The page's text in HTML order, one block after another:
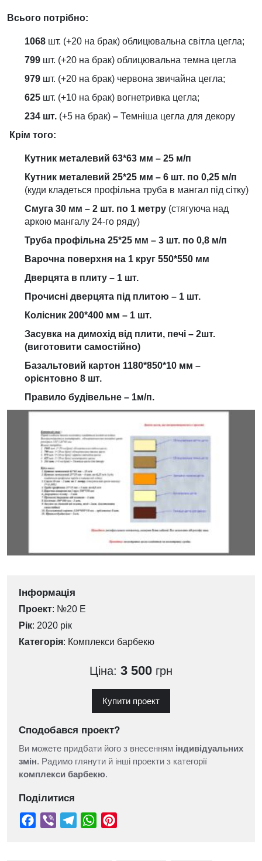
Всього потрібно:
1068 шт. (+20 на брак) облицювальна світла цегла;
799 шт. (+20 на брак) облицювальна темна цегла
979 шт. (+20 на брак) червона звичайна цегла;
625 шт. (+10 на брак) вогнетривка цегла;
234 шт. (+5 на брак) – Темніша цегла для декору
Крім того:
Кутник металевий 63*63 мм – 25 м/п
Кутник металевий 25*25 мм – 6 шт. по 0,25 м/п
(куди кладеться профільна труба в мангал під сітку)
Смуга 30 мм – 2 шт. по 1 метру (стягуюча над
аркою мангалу 24-го ряду)
Труба профільна 25*25 мм – 3 шт. по 0,8 м/п
Варочна поверхня на 1 круг 550*550 мм
Дверцята в плиту – 1 шт.
Прочисні дверцята під плитою – 1 шт.
Колісник 200*400 мм – 1 шт.
Засувка на димохід від плити, печі – 2шт.
(виготовити самостійно)
Базальтовий картон 1180*850*10 мм –
орієнтовно 8 шт.
Правило будівельне – 1м/п.
Інформація
Проект: №20 Е
Рік: 2020 рік
Категорія: Комплекси барбекю
Ціна: 3 500 грн
Купити проект
Сподобався проект?
Ви можете придбати його з внесенням індивідуальних
змін. Радимо глянути й інші проекти з категорії
комплекси барбекю.
Поділитися